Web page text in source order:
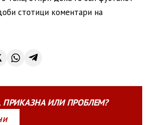
стотици коментари на
ПРИКАЗНАИЛИПРОБЛЕМ?